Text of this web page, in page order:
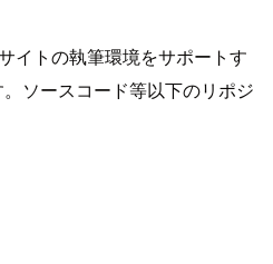
イトの執筆環境をサポートす
ソースコード等以下のリポジ